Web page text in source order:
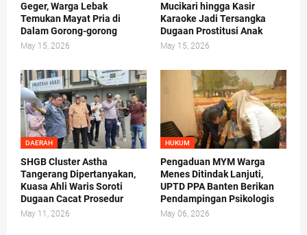
Geger, Warga Lebak
Temukan Mayat Pria di
Dalam Gorong-gorong
May 15, 2026
Mucikari hingga Kasir
Karaoke Jadi Tersangka
Dugaan Prostitusi Anak
May 15, 2026
DAERAH
SHGB Cluster Astha
Tangerang Dipertanyakan,
Kuasa Ahli Waris Soroti
Dugaan Cacat Prosedur
May 11, 2026
HUKUM
Pengaduan MYM Warga
Menes Ditindak Lanjuti,
UPTD PPA Banten Berikan
Pendampingan Psikologis
May 06, 2026